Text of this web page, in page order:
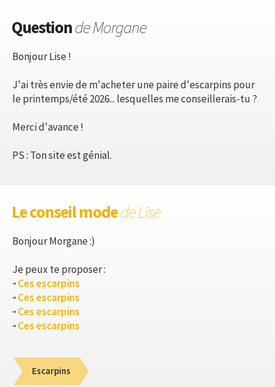
Questionde Morgane
Bonjour Lise !
J'ai très envie de m'acheter une paire d'escarpins pour
le printemps/été 2026... lesquelles me conseillerais-tu ?
Merci d'avance !
PS : Ton site est génial.
Le conseil modede Lise
Bonjour Morgane :)
Je peux te proposer :
Ces escarpins
Ces escarpins
Ces escarpins
Ces escarpins
Escarpins